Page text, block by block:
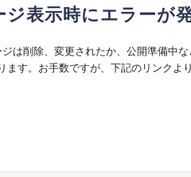
表示時にエラーが
は削除、変更されたか、公開準備中
ます。お手数ですが、下記のリンクよ